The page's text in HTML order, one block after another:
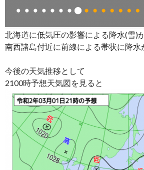
北海道に低気圧の影響による降水(雪)
南西諸島付近に前線による帯状に降水
今後の天気推移として
2100時予想天気図を見ると